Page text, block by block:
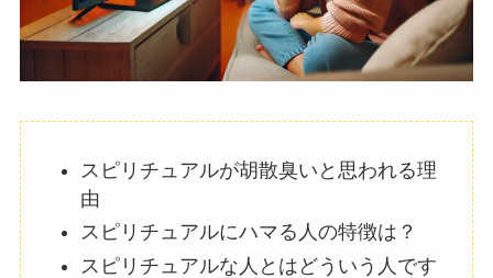
スピリチュアルが胡散臭いと思われる理
由
スピリチュアルにハマる人の特徴は？
スピリチュアルな人とはどういう人です